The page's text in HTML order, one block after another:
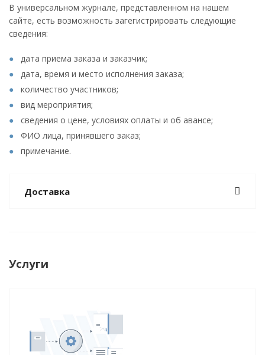
В универсальном журнале, представленном на нашем
сайте, есть возможность загегистрировать следующие
сведения:
дата приема заказа и заказчик;
дата, время и место исполнения заказа;
количество участников;
вид мероприятия;
сведения о цене, условиях оплаты и об авансе;
ФИО лица, принявшего заказ;
примечание.
Доставка
Услуги